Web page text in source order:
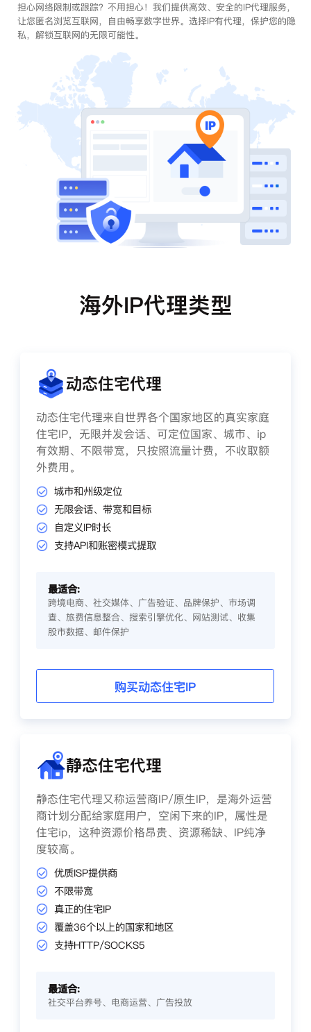
担心网络限制或跟踪？不用担心！我们提供高效、安全的IP代理服务，
让您匿名浏览互联网，自由畅享数字世界。选择IP有代理，保护您的隐
私，解锁互联网的无限可能性。
海外IP代理类型
动态住宅代理
动态住宅代理来自世界各个国家地区的真实家庭
住宅IP，无限并发会话、可定位国家、城市、ip
有效期、不限带宽，只按照流量计费，不收取额
外费用。
城市和州级定位
无限会话、带宽和目标
自定义IP时长
支持API和账密模式提取
最适合:
跨境电商、社交媒体、广告验证、品牌保护、市场调
查、旅费信息整合、搜索引擎优化、网站测试、收集
股市数据、邮件保护
购买动态住宅IP
静态住宅代理
静态住宅代理又称运营商IP/原生IP，是海外运营
商计划分配给家庭用户，空闲下来的IP，属性是
住宅ip，这种资源价格昂贵、资源稀缺、IP纯净
度较高。
优质ISP提供商
不限带宽
真正的住宅IP
覆盖36个以上的国家和地区
支持HTTP/SOCKS5
最适合:
社交平台养号、电商运营、广告投放